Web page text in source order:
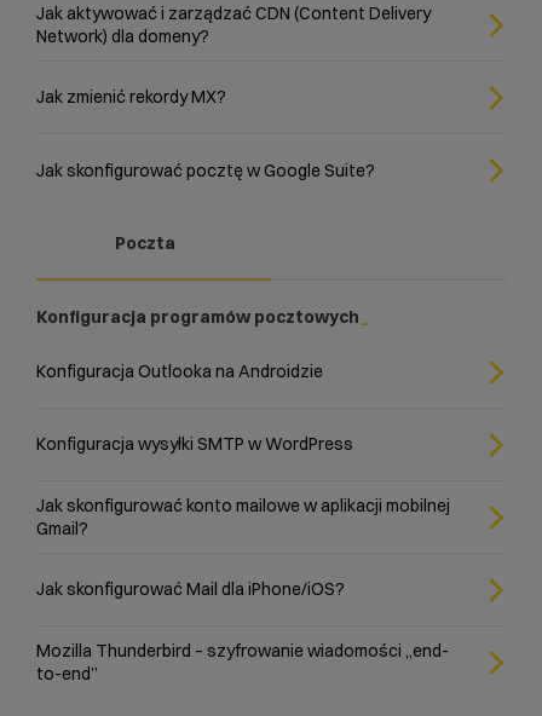
Jak aktywować i zarządzać CDN (Content Delivery
Network) dla domeny?
Jak zmienić rekordy MX?
Jak skonfigurować pocztę w Google Suite?
Poczta
Konfiguracja programów pocztowych
Konfiguracja Outlooka na Androidzie
Konfiguracja wysyłki SMTP w WordPress
Jak skonfigurować konto mailowe w aplikacji mobilnej
Gmail?
Jak skonfigurować Mail dla iPhone/iOS?
Mozilla Thunderbird – szyfrowanie wiadomości „end-
to-end”